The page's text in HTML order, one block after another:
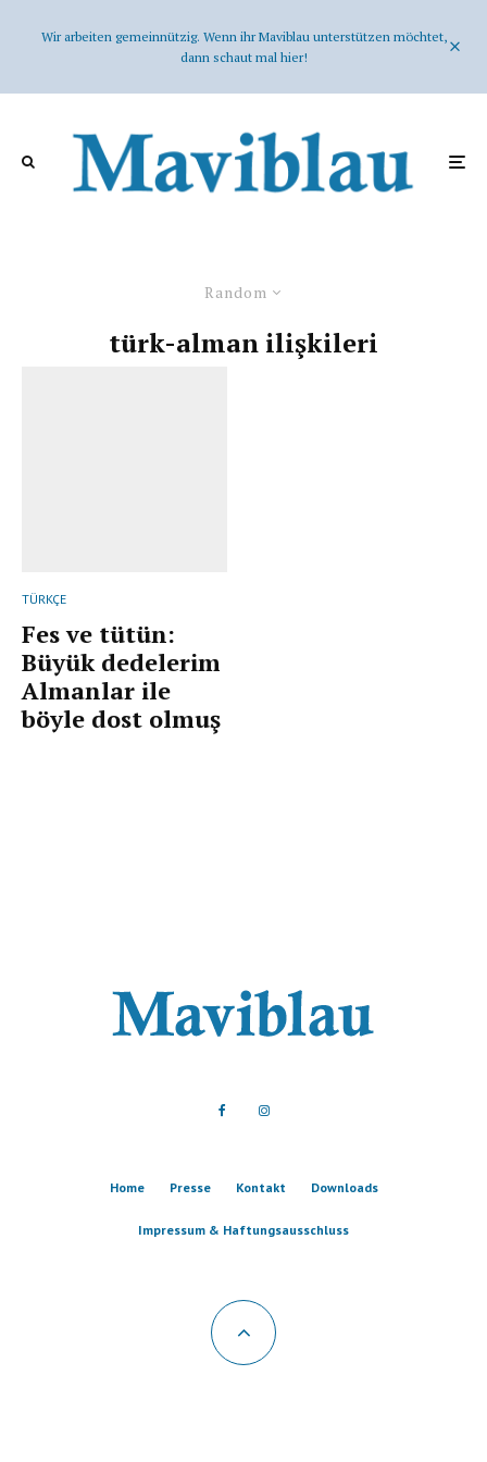
Wir arbeiten gemeinnützig. Wenn ihr Maviblau unterstützen möchtet,
dann schaut mal hier!
Random
türk-alman ilişkileri
TÜRKÇE
Fes ve tütün:
Büyük dedelerim
Almanlar ile
böyle dost olmuş
Home Presse Kontakt Downloads
Impressum & Haftungsausschluss